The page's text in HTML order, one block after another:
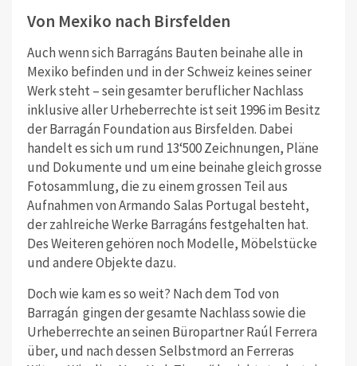
Von Mexiko nach Birsfelden
Auch wenn sich Barragáns Bauten beinahe alle in
Mexiko befinden und in der Schweiz keines seiner
Werk steht – sein gesamter beruflicher Nachlass
inklusive aller Urheberrechte ist seit 1996 im Besitz
der Barragán Foundation aus Birsfelden. Dabei
handelt es sich um rund 13‘500 Zeichnungen, Pläne
und Dokumente und um eine beinahe gleich grosse
Fotosammlung, die zu einem grossen Teil aus
Aufnahmen von Armando Salas Portugal besteht,
der zahlreiche Werke Barragáns festgehalten hat.
Des Weiteren gehören noch Modelle, Möbelstücke
und andere Objekte dazu.
Doch wie kam es so weit? Nach dem Tod von
Barragán gingen der gesamte Nachlass sowie die
Urheberrechte an seinen Büropartner Raúl Ferrera
über, und nach dessen Selbstmord an Ferreras